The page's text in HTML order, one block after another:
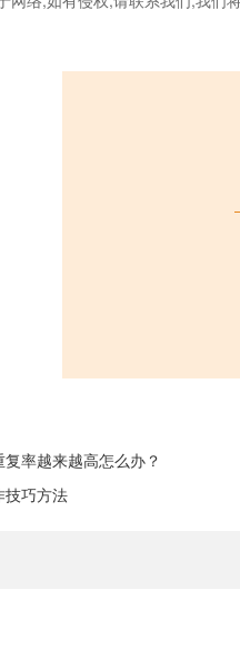
率越来越高怎么办？
技巧方法